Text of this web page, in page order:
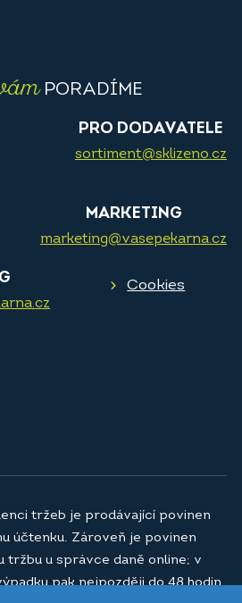
PORADÍME
PRO DODAVATELE
sortiment@sklizeno.cz
MARKETING
marketing@vasepekarna.cz
Cookies
tržeb je prodávající povinen
účtenku. Zároveň je povinen
tržbu u správce daně online; v
pak nejpozději do 48 hodin.